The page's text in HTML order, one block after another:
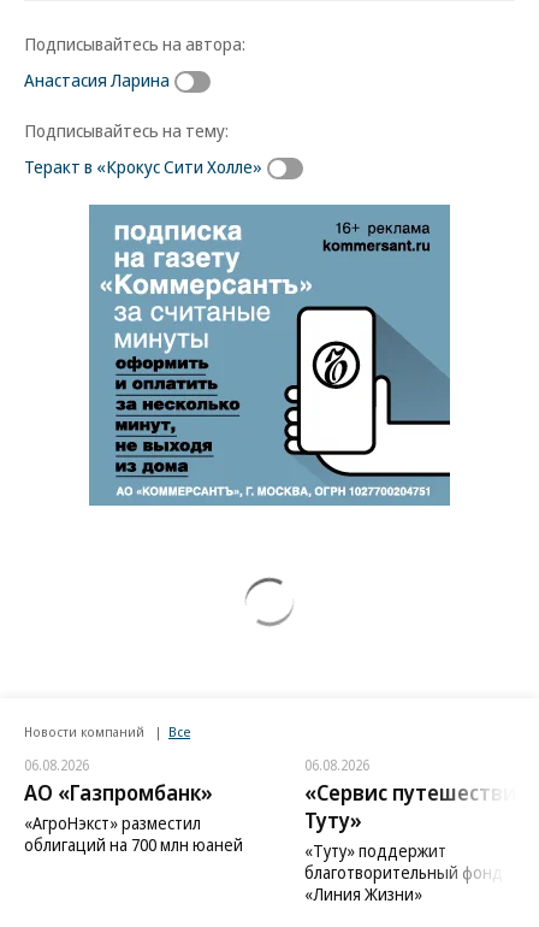
Подписывайтесь на автора:
Анастасия Ларина
Подписывайтесь на тему:
Теракт в «Крокус Сити Холле»
Новости компаний Все
06.08.2026
АО «Газпромбанк»
«АгроНэкст» разместил
облигаций на 700 млн юаней
06.08.2026
«Сервис путешествий
Туту»
«Туту» поддержит
благотворительный фонд
«Линия Жизни»